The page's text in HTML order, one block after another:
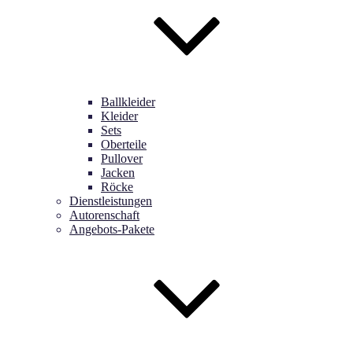
Ballkleider
Kleider
Sets
Oberteile
Pullover
Jacken
Röcke
Dienstleistungen
Autorenschaft
Angebots-Pakete